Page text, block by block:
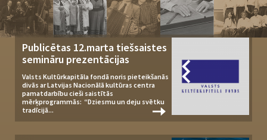
Publicētas 12.marta tiešsaistes
semināru prezentācijas
Valsts Kultūrkapitāla fondā noris pieteikšanās
divās ar Latvijas Nacionālā kultūras centra
pamatdarbību cieši saistītās
mērķprogrammās: “Dziesmu un deju svētku
tradīcijā...